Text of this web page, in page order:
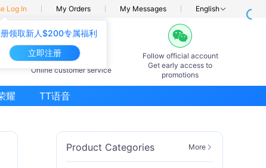
领取新人$200专属福利
立即注册
Log In My Orders My Messages English
7×24hours
Online customer service
Follow official account
Get early access to
promotions
耀 TT语音
Product Categories More